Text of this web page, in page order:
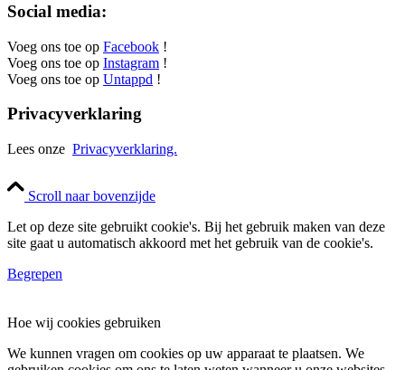
Social media:
Voeg ons toe op Facebook !
Voeg ons toe op Instagram !
Voeg ons toe op Untappd !
Privacyverklaring
Lees onze Privacyverklaring.
Scroll naar bovenzijde
Let op deze site gebruikt cookie's. Bij het gebruik maken van deze
site gaat u automatisch akkoord met het gebruik van de cookie's.
Begrepen
Hoe wij cookies gebruiken
We kunnen vragen om cookies op uw apparaat te plaatsen. We